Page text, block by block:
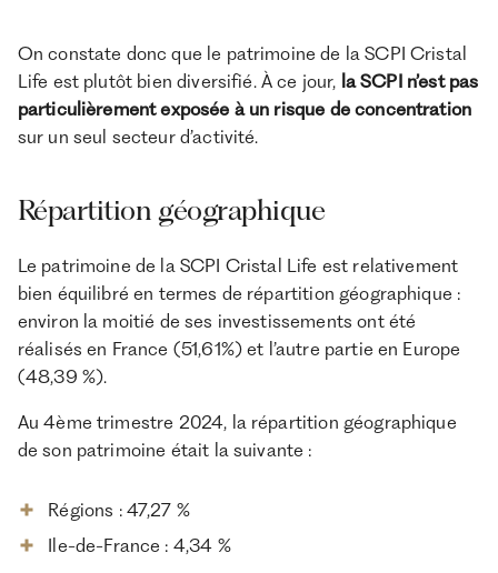
On constate donc que le patrimoine de la SCPI Cristal
Life est plutôt bien diversifié. À ce jour, la SCPI n’est pas
particulièrement exposée à un risque de concentration
sur un seul secteur d’activité.
Répartition géographique
Le patrimoine de la SCPI Cristal Life est relativement
bien équilibré en termes de répartition géographique :
environ la moitié de ses investissements ont été
réalisés en France (51,61%) et l’autre partie en Europe
(48,39 %).
Au 4ème trimestre 2024, la répartition géographique
de son patrimoine était la suivante :
Régions : 47,27 %
Ile-de-France : 4,34 %